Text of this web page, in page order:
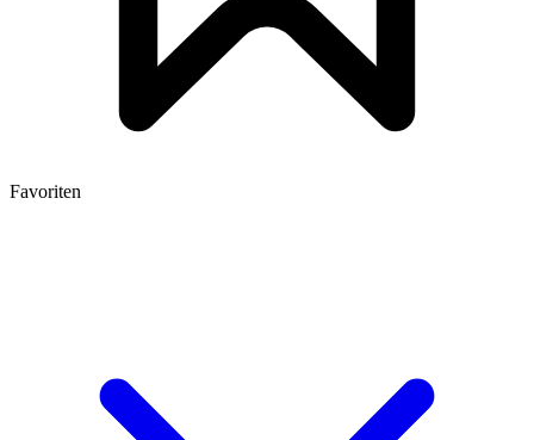
Favoriten